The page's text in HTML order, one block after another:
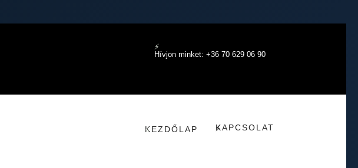
Hívjon minket: +36 70 629 06 90
KEZDŐLAP KAPCSOLAT